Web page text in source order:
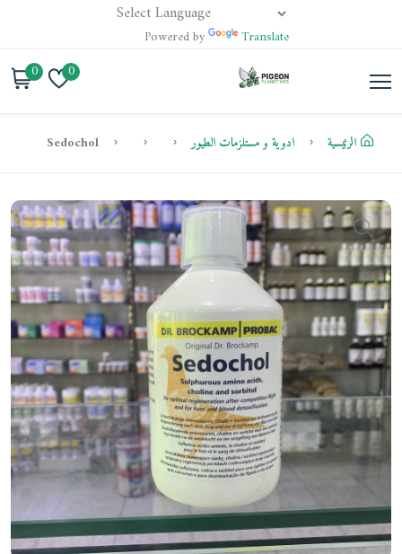
Powered by
Translate
0
0
الرئيسية ادوية و مستلزمات الطيور